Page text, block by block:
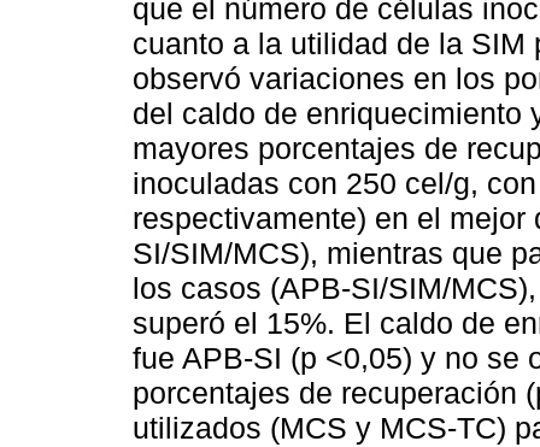
que el número de células
cuanto a la utilidad de la
observó variaciones en los
del caldo de enriquecimiento
mayores porcentajes de
inoculadas con 250 cel/g,
respectivamente) en el
SI/SIM/MCS), mientras que
los casos (APB-SI/SIM/
superó el 15%. El caldo de
fue APB-SI (p <0,05) y no se
porcentajes de recuperación
utilizados (MCS y MCS-TC)